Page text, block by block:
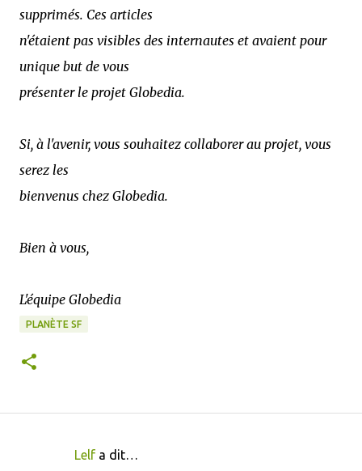
supprimés. Ces articles
n'étaient pas visibles des internautes et avaient pour
unique but de vous
présenter le projet Globedia.
Si, à l'avenir, vous souhaitez collaborer au projet, vous
serez les
bienvenus chez Globedia.
Bien à vous,
L'équipe Globedia
PLANÈTE SF
Lelf a dit…